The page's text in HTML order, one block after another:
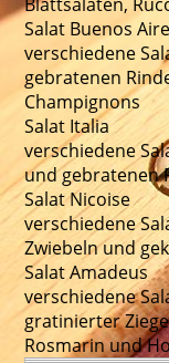
Salat Buenos
verschiedene
gebratenen
Champignons
Salat Italia
verschiedene
und gebratenen
Salat Nicoise
verschiedene
Zwiebeln und
Salat Amadeus
verschiedene
gratinierter
Rosmarin und